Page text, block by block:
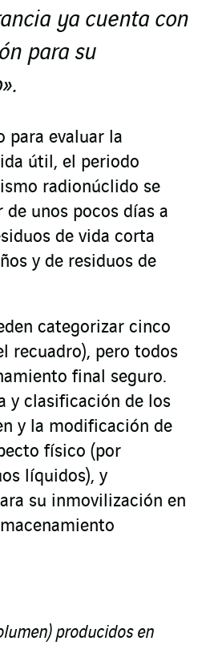
ya cuenta con
para su
para evaluar la
útil, el periodo
radionúclido se
unos pocos días a
de vida corta
y de residuos de
categorizar cinco
recuadro), pero todos
final seguro.
y clasificación de los
y la modificación de
físico (por
líquidos), y
su inmovilización en
producidos en